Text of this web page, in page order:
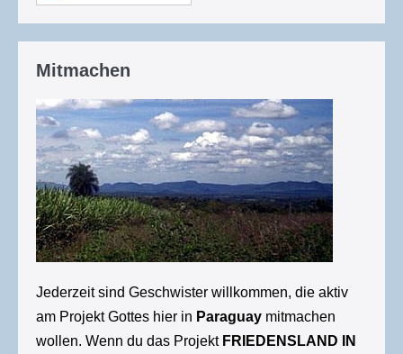
Mitmachen
Jederzeit sind Geschwister willkommen, die aktiv
am Projekt Gottes hier in Paraguay mitmachen
wollen. Wenn du das Projekt FRIEDENSLAND IN